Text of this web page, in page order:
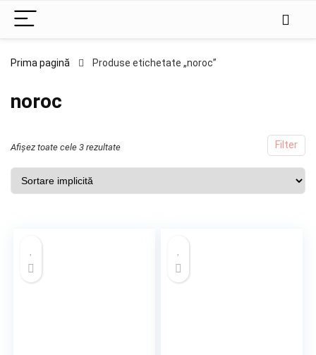
Prima pagină Produse etichetate „noroc”
noroc
Filter
Afișez toate cele 3 rezultate